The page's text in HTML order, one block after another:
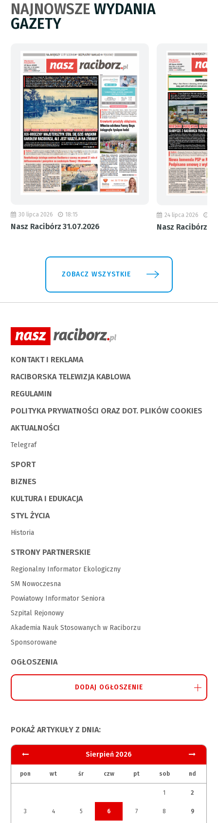
NAJNOWSZEWYDANIA
GAZETY
30 lipca 2026 18:15
Nasz Racibórz 31.07.2026
24 lipca 2026
Nasz Racibórz
ZOBACZ WSZYSTKIE
KONTAKT I REKLAMA
RACIBORSKA TELEWIZJA KABLOWA
REGULAMIN
POLITYKA PRYWATNOŚCI ORAZ DOT. PLIKÓW COOKIES
AKTUALNOŚCI
Telegraf
SPORT
BIZNES
KULTURA I EDUKACJA
STYL ŻYCIA
Historia
STRONY PARTNERSKIE
Regionalny Informator Ekologiczny
SM Nowoczesna
Powiatowy Informator Seniora
Szpital Rejonowy
Akademia Nauk Stosowanych w Raciborzu
Sponsorowane
OGŁOSZENIA
DODAJ OGŁOSZENIE
POKAŻ ARTYKUŁY Z DNIA:
Sierpień 2026
pon wt śr czw pt sob nd
1 2
3 4 5 6 7 8 9